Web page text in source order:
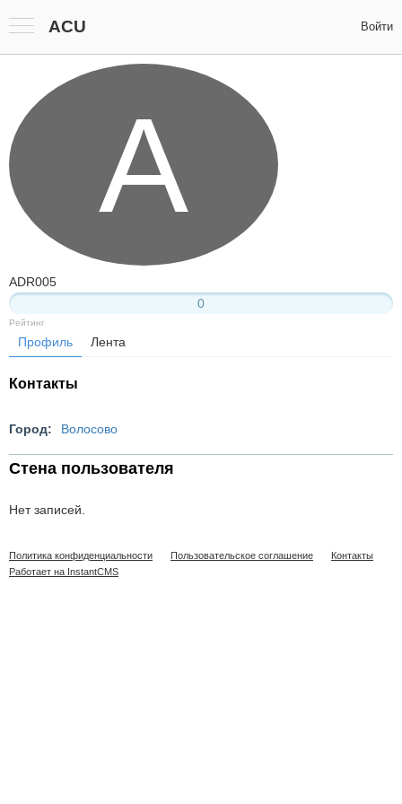
ACU Войти
A
ADR005
0
Рейтинг
Профиль Лента
Контакты
Город: Волосово
Стена пользователя
Нет записей.
Политика конфиденциальности Пользовательское соглашение
Контакты
Работает на InstantCMS